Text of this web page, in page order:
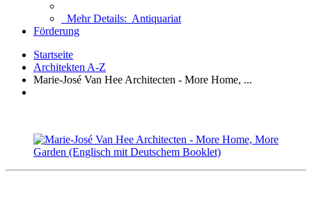
Mehr Details: Antiquariat
Förderung
Startseite
Architekten A-Z
Marie-José Van Hee Architecten - More Home, ...